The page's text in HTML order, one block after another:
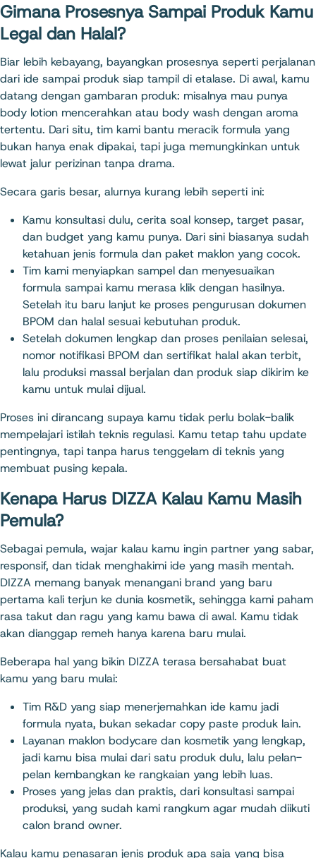
Gimana Prosesnya Sampai Produk Kamu
Legal dan Halal?
Biar lebih kebayang, bayangkan prosesnya seperti perjalanan
dari ide sampai produk siap tampil di etalase. Di awal, kamu
datang dengan gambaran produk: misalnya mau punya
body lotion mencerahkan atau body wash dengan aroma
tertentu. Dari situ, tim kami bantu meracik formula yang
bukan hanya enak dipakai, tapi juga memungkinkan untuk
lewat jalur perizinan tanpa drama.
Secara garis besar, alurnya kurang lebih seperti ini:
Kamu konsultasi dulu, cerita soal konsep, target pasar,
dan budget yang kamu punya. Dari sini biasanya sudah
ketahuan jenis formula dan paket maklon yang cocok.
Tim kami menyiapkan sampel dan menyesuaikan
formula sampai kamu merasa klik dengan hasilnya.
Setelah itu baru lanjut ke proses pengurusan dokumen
BPOM dan halal sesuai kebutuhan produk.
Setelah dokumen lengkap dan proses penilaian selesai,
nomor notifikasi BPOM dan sertifikat halal akan terbit,
lalu produksi massal berjalan dan produk siap dikirim ke
kamu untuk mulai dijual.
Proses ini dirancang supaya kamu tidak perlu bolak-balik
mempelajari istilah teknis regulasi. Kamu tetap tahu update
pentingnya, tapi tanpa harus tenggelam di teknis yang
membuat pusing kepala.
Kenapa Harus DIZZA Kalau Kamu Masih
Pemula?
Sebagai pemula, wajar kalau kamu ingin partner yang sabar,
responsif, dan tidak menghakimi ide yang masih mentah.
DIZZA memang banyak menangani brand yang baru
pertama kali terjun ke dunia kosmetik, sehingga kami paham
rasa takut dan ragu yang kamu bawa di awal. Kamu tidak
akan dianggap remeh hanya karena baru mulai.​
Beberapa hal yang bikin DIZZA terasa bersahabat buat
kamu yang baru mulai:
Tim R&D yang siap menerjemahkan ide kamu jadi
formula nyata, bukan sekadar copy paste produk lain.
Layanan maklon bodycare dan kosmetik yang lengkap,
jadi kamu bisa mulai dari satu produk dulu, lalu pelan-
pelan kembangkan ke rangkaian yang lebih luas.
Proses yang jelas dan praktis, dari konsultasi sampai
produksi, yang sudah kami rangkum agar mudah diikuti
calon brand owner.
Kalau kamu penasaran jenis produk apa saja yang bisa